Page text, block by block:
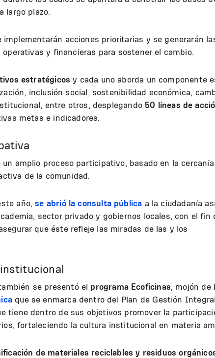
largo plazo.
implementarán acciones prioritarias y se generarán
y financieras para sostener el cambio.
estratégicos y cada uno aborda un componente
inclusión social, sostenibilidad económica,
entre otros, desplegando 50 líneas de
metas e indicadores.
amplio proceso participativo, basado en la
de la comunidad.
año,se abrió la consulta pública a la ciudadanía
sector privado y gobiernos locales, con el fin
que éste refleje las miradas de las y los
se presentó el programa Ecoficinas, mojón de
que se enmarca dentro del Plan de Gestión
tiene dentro de sus objetivos promover la
fortaleciendo la cultura institucional en materia
de materiales reciclables y residuos